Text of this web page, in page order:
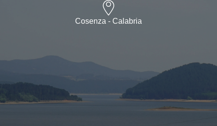
Cosenza - Calabria